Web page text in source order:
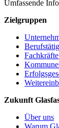
Umfassende
Zielgruppen
Zukunft
Über uns
Warum